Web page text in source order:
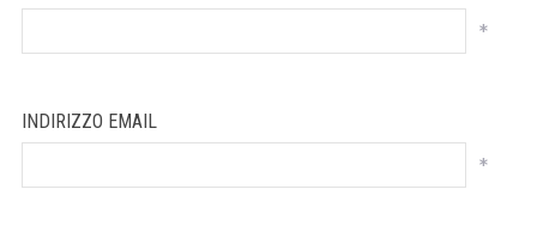
*
INDIRIZZO EMAIL
*